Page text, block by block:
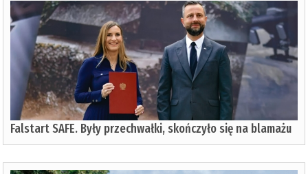
Falstart SAFE. Były przechwałki, skończyło się na blamażu